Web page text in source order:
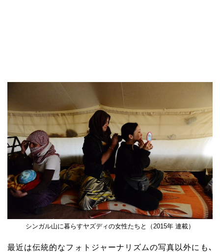
シンガル山に暮らすヤズディの女性たちと（2015年 連載）
最近は伝統的なフォトジャーナリズムの写真以外にも､